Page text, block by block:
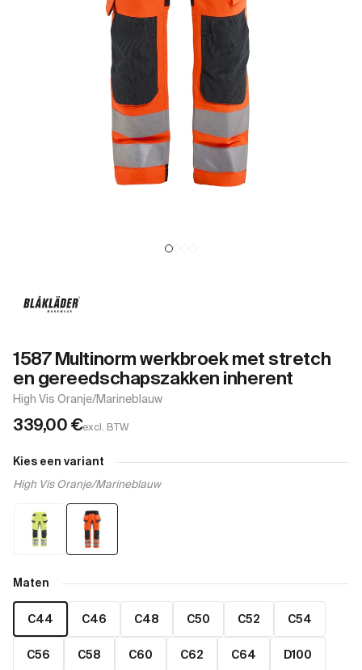
1587 Multinorm werkbroek met stretch
en gereedschapszakken inherent
High Vis Oranje/Marineblauw
339,00€excl. BTW
Kies een variant
High Vis Oranje/Marineblauw
Maten
C44 C46 C48 C50 C52 C54
C56 C58 C60 C62 C64 D100